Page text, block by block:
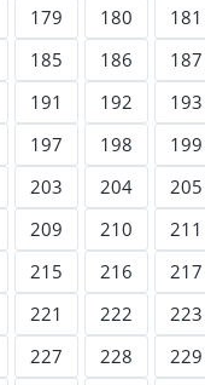
179 180 181
185 186 187
191 192 193
197 198 199
203 204 205
209 210 211
215 216 217
221 222 223
227 228 229